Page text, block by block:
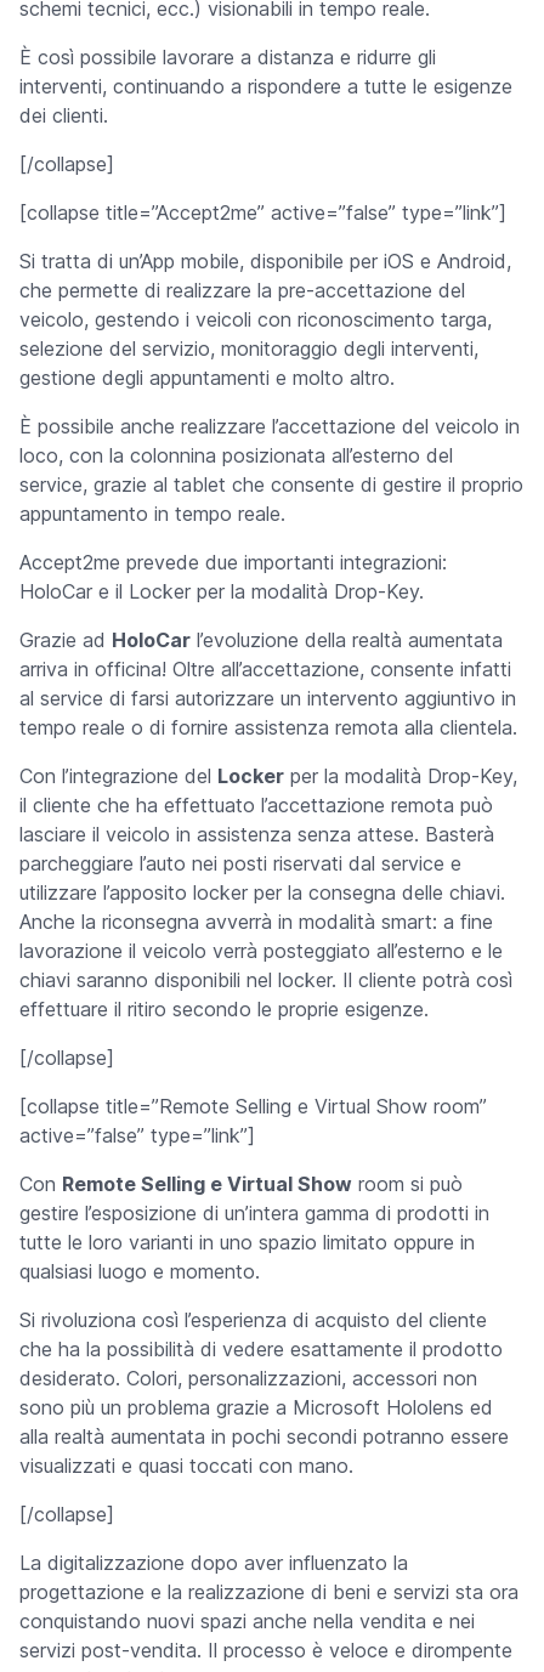
schemi tecnici, ecc.) visionabili in tempo reale.
È così possibile lavorare a distanza e ridurre gli
interventi, continuando a rispondere a tutte le esigenze
dei clienti.
[/collapse]
[collapse title=”Accept2me” active=”false” type=”link”]
Si tratta di un’App mobile, disponibile per iOS e Android,
che permette di realizzare la pre-accettazione del
veicolo, gestendo i veicoli con riconoscimento targa,
selezione del servizio, monitoraggio degli interventi,
gestione degli appuntamenti e molto altro.
È possibile anche realizzare l’accettazione del veicolo in
loco, con la colonnina posizionata all’esterno del
service, grazie al tablet che consente di gestire il proprio
appuntamento in tempo reale.
Accept2me prevede due importanti integrazioni:
HoloCar e il Locker per la modalità Drop-Key.
Grazie ad HoloCar l’evoluzione della realtà aumentata
arriva in officina! Oltre all’accettazione, consente infatti
al service di farsi autorizzare un intervento aggiuntivo in
tempo reale o di fornire assistenza remota alla clientela.
Con l’integrazione del Locker per la modalità Drop-Key,
il cliente che ha effettuato l’accettazione remota può
lasciare il veicolo in assistenza senza attese. Basterà
parcheggiare l’auto nei posti riservati dal service e
utilizzare l’apposito locker per la consegna delle chiavi.
Anche la riconsegna avverrà in modalità smart: a fine
lavorazione il veicolo verrà posteggiato all’esterno e le
chiavi saranno disponibili nel locker. Il cliente potrà così
effettuare il ritiro secondo le proprie esigenze.
[/collapse]
[collapse title=”Remote Selling e Virtual Show room”
active=”false” type=”link”]
Con Remote Selling e Virtual Show room si può
gestire l’esposizione di un’intera gamma di prodotti in
tutte le loro varianti in uno spazio limitato oppure in
qualsiasi luogo e momento.
Si rivoluziona così l’esperienza di acquisto del cliente
che ha la possibilità di vedere esattamente il prodotto
desiderato. Colori, personalizzazioni, accessori non
sono più un problema grazie a Microsoft Hololens ed
alla realtà aumentata in pochi secondi potranno essere
visualizzati e quasi toccati con mano.
[/collapse]
La digitalizzazione dopo aver influenzato la
progettazione e la realizzazione di beni e servizi sta ora
conquistando nuovi spazi anche nella vendita e nei
servizi post-vendita. Il processo è veloce e dirompente